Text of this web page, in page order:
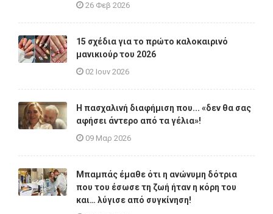
26 Φεβ 2026
15 σχέδια για το πρώτο καλοκαιρινό
μανικιούρ του 2026
02 Ιουν 2026
Η πασχαλινή διαφήμιση που... «δεν θα σας
αφήσει άντερο από τα γέλια»!
09 Μαρ 2026
Μπαμπάς έμαθε ότι η ανώνυμη δότρια
που του έσωσε τη ζωή ήταν η κόρη του
και… λύγισε από συγκίνηση!